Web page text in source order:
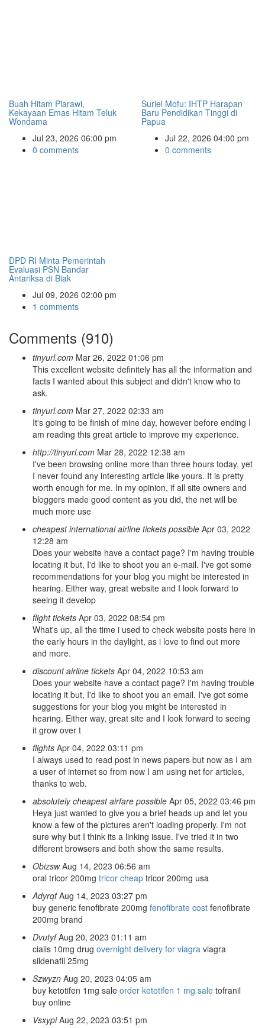
Buah Hitam Piarawi,
Kekayaan Emas Hitam Teluk
Wondama
Jul 23, 2026 06:00 pm
0 comments
Suriel Mofu: IHTP Harapan
Baru Pendidikan Tinggi di
Papua
Jul 22, 2026 04:00 pm
0 comments
DPD RI Minta Pemerintah
Evaluasi PSN Bandar
Antariksa di Biak
Jul 09, 2026 02:00 pm
1 comments
Comments (910)
tinyurl.com Mar 26, 2022 01:06 pm
This excellent website definitely has all the information and
facts I wanted about this subject and didn't know who to
ask.
tinyurl.com Mar 27, 2022 02:33 am
It's going to be finish of mine day, however before ending I
am reading this great article to improve my experience.
http://tinyurl.com Mar 28, 2022 12:38 am
I've been browsing online more than three hours today, yet
I never found any interesting article like yours. It is pretty
worth enough for me. In my opinion, if all site owners and
bloggers made good content as you did, the net will be
much more use
cheapest international airline tickets possible Apr 03, 2022
12:28 am
Does your website have a contact page? I'm having trouble
locating it but, I'd like to shoot you an e-mail. I've got some
recommendations for your blog you might be interested in
hearing. Either way, great website and I look forward to
seeing it develop
flight tickets Apr 03, 2022 08:54 pm
What's up, all the time i used to check website posts here in
the early hours in the daylight, as i love to find out more
and more.
discount airline tickets Apr 04, 2022 10:53 am
Does your website have a contact page? I'm having trouble
locating it but, I'd like to shoot you an email. I've got some
suggestions for your blog you might be interested in
hearing. Either way, great site and I look forward to seeing
it grow over t
flights Apr 04, 2022 03:11 pm
I always used to read post in news papers but now as I am
a user of internet so from now I am using net for articles,
thanks to web.
absolutely cheapest airfare possible Apr 05, 2022 03:46 pm
Heya just wanted to give you a brief heads up and let you
know a few of the pictures aren't loading properly. I'm not
sure why but I think its a linking issue. I've tried it in two
different browsers and both show the same results.
Obizsw Aug 14, 2023 06:56 am
oral tricor 200mg tricor cheap tricor 200mg usa
Adyrqf Aug 14, 2023 03:27 pm
buy generic fenofibrate 200mg fenofibrate cost fenofibrate
200mg brand
Dvutyf Aug 20, 2023 01:11 am
cialis 10mg drug overnight delivery for viagra viagra
sildenafil 25mg
Szwyzn Aug 20, 2023 04:05 am
buy ketotifen 1mg sale order ketotifen 1 mg sale tofranil
buy online
Vsxypi Aug 22, 2023 03:51 pm